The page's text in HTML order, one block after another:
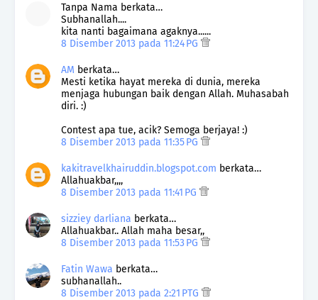
Tanpa Nama berkata…
Subhanallah....
kita nanti bagaimana agaknya......
8 Disember 2013 pada 11:24 PG
AM berkata…
Mesti ketika hayat mereka di dunia, mereka
menjaga hubungan baik dengan Allah. Muhasabah
diri. :)
Contest apa tue, acik? Semoga berjaya! :)
8 Disember 2013 pada 11:35 PG
kakitravelkhairuddin.blogspot.com berkata…
Allahuakbar,,,,
8 Disember 2013 pada 11:41 PG
sizziey darliana berkata…
Allahuakbar.. Allah maha besar,,
8 Disember 2013 pada 11:53 PG
Fatin Wawa berkata…
subhanallah..
8 Disember 2013 pada 2:21 PTG